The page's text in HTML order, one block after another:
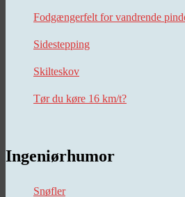
Fodgængerfelt for vandrende
Sidestepping
Skilteskov
Tør du køre 16 km/t?
Ingeniørhumor
Snøfler